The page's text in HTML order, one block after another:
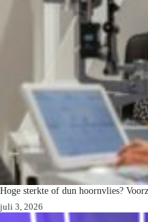
Hoge sterkte of dun hoornvlies?
juli 3, 2026